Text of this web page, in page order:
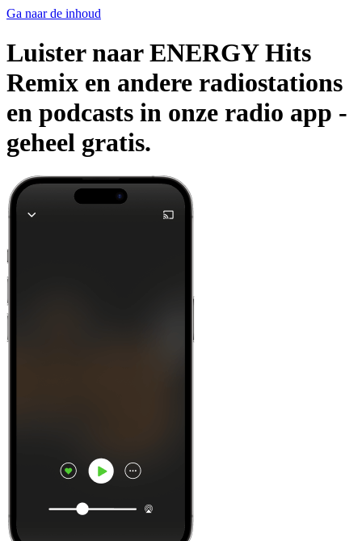
Ga naar de inhoud
Luister naar ENERGY Hits
Remix en andere radiostations
en podcasts in onze radio app -
geheel gratis.